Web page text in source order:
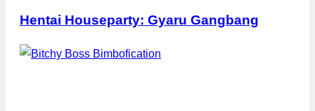
Hentai Houseparty: Gyaru Gangbang